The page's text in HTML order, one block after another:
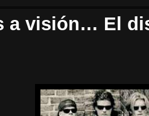
a visión… El